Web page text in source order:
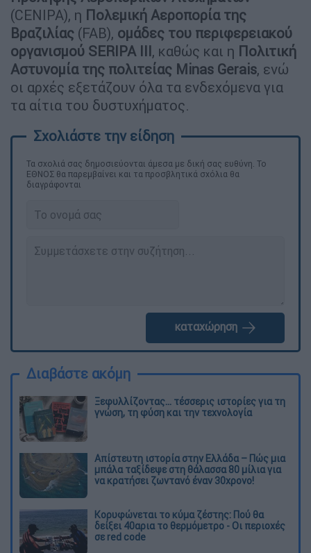
(CENIPA), η Πολεμική Αεροπορία της
Βραζιλίας (FAB), ομάδες του περιφερειακού
οργανισμού SERIPA III, καθώς και η Πολιτική
Αστυνομία της πολιτείας Minas Gerais, ενώ
οι αρχές εξετάζουν όλα τα ενδεχόμενα για
τα αίτια του δυστυχήματος.
Τα σχολιά σας δημοσιεύονται άμεσα με δική σας ευθύνη. Το
ΕΘΝΟΣ θα παρεμβαίνει και τα προσβλητικά σχόλια θα
διαγράφονται
καταχώρηση
Διαβάστε ακόμη
Ξεφυλλίζοντας... τέσσερις ιστορίες για τη
γνώση, τη φύση και την τεχνολογία
Απίστευτη ιστορία στην Ελλάδα – Πώς μια
μπάλα ταξίδεψε στη θάλασσα 80 μίλια για
να κρατήσει ζωντανό έναν 30χρονο!
Κορυφώνεται το κύμα ζέστης: Πού θα
δείξει 40αρια το θερμόμετρο - Οι περιοχές
σε red code